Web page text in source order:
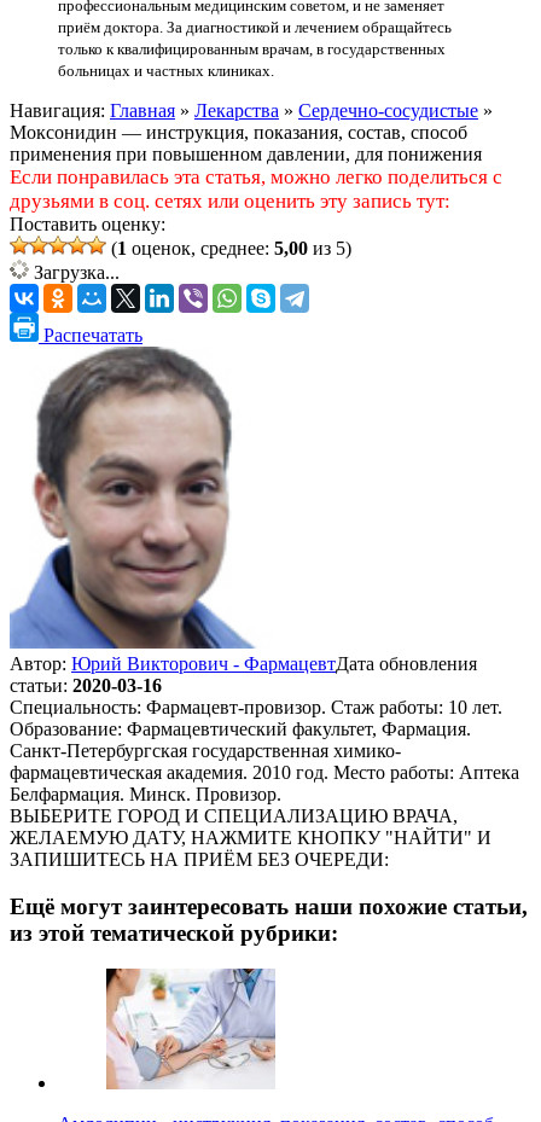
профессиональным медицинским советом, и не заменяет
приём доктора. За диагностикой и лечением обращайтесь
только к квалифицированным врачам, в государственных
больницах и частных клиниках.
Навигация: Главная » Лекарства » Сердечно-сосудистые »
Моксонидин — инструкция, показания, состав, способ
применения при повышенном давлении, для понижения
Если понравилась эта статья, можно легко поделиться с
друзьями в соц. сетях или оценить эту запись тут:
Поставить оценку:
(1 оценок, среднее: 5,00 из 5)
Загрузка...
Распечатать
Автор: Юрий Викторович - ФармацевтДата обновления
статьи: 2020-03-16
Специальность: Фармацевт-провизор. Стаж работы: 10 лет.
Образование: Фармацевтический факультет, Фармация.
Санкт-Петербургская государственная химико-
фармацевтическая академия. 2010 год. Место работы: Аптека
Белфармация. Минск. Провизор.
ВЫБЕРИТЕ ГОРОД И СПЕЦИАЛИЗАЦИЮ ВРАЧА,
ЖЕЛАЕМУЮ ДАТУ, НАЖМИТЕ КНОПКУ "НАЙТИ" И
ЗАПИШИТЕСЬ НА ПРИЁМ БЕЗ ОЧЕРЕДИ:
Ещё могут заинтересовать наши похожие статьи,
из этой тематической рубрики: